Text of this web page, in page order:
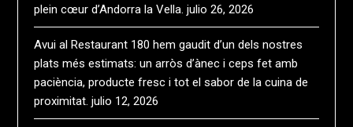
plein cœur d’Andorra la Vella. julio 26, 2026
Avui al Restaurant 180 hem gaudit d’un dels nostres
plats més estimats: un arròs d’ànec i ceps fet amb
paciència, producte fresc i tot el sabor de la cuina de
proximitat. julio 12, 2026